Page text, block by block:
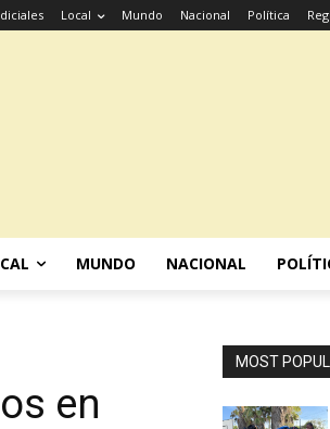
Local Mundo Nacional Política
MUNDO NACIONAL
en
MOST